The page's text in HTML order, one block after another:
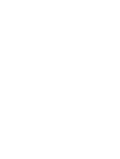
Bikin Netizen